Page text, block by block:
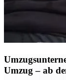
Umzug – ab